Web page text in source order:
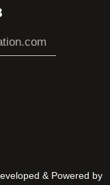
& Powered by